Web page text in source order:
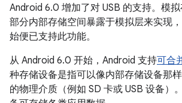
Android 6.0 增加了对 USB 的支持。模
部分内部存储空间暴露于模拟层来实现
始便已支持此功能。
从 Android 6.0 开始，Android 支持可合
种存储设备是指可以像内部存储设备那
的物理介质（例如 SD 卡或 USB 设备）。